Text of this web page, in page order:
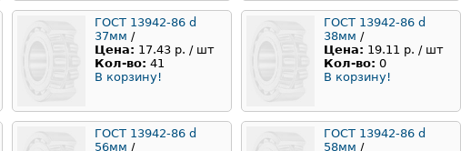
ГОСТ 13942-86 d
37мм /
Цена: 17.43 р. / шт
Кол-во: 41
В корзину!
ГОСТ 13942-86 d
38мм /
Цена: 19.11 р. / шт
Кол-во: 0
В корзину!
ГОСТ 13942-86 d
56мм /
ГОСТ 13942-86 d
58мм /